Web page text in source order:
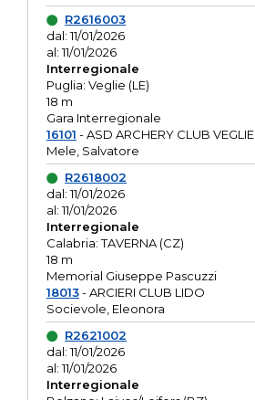
R2616003
dal: 11/01/2026
al: 11/01/2026
Interregionale
Puglia: Veglie (LE)
18 m
Gara Interregionale
16101 - ASD ARCHERY CLUB VEGLIE
Mele, Salvatore
R2618002
dal: 11/01/2026
al: 11/01/2026
Interregionale
Calabria: TAVERNA (CZ)
18 m
Memorial Giuseppe Pascuzzi
18013- ARCIERI CLUB LIDO
Socievole, Eleonora
R2621002
dal: 11/01/2026
al: 11/01/2026
Interregionale